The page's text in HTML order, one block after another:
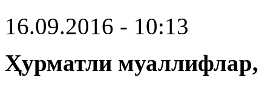
16.09.2016 - 10:13
Ҳурматли муаллифлар,